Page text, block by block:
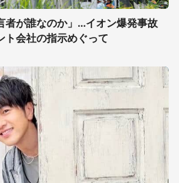
者が誰なのか」...イオン爆発事故
ト会社の指示めぐって